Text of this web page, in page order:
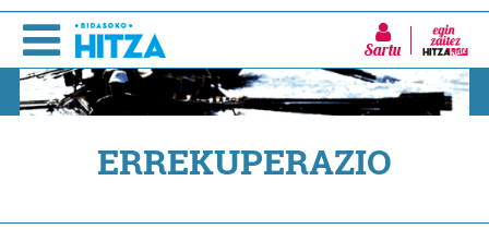
Sartu
ERREKUPERAZIO